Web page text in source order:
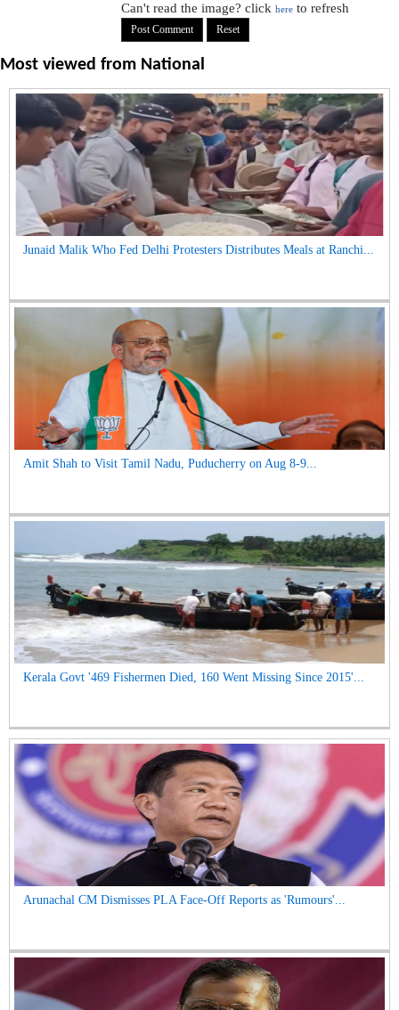
Can't read the image? clickhere to refresh
Most viewed from National
Junaid Malik Who Fed Delhi Protesters Distributes Meals at Ranchi...
Amit Shah to Visit Tamil Nadu, Puducherry on Aug 8-9...
Kerala Govt '469 Fishermen Died, 160 Went Missing Since 2015'...
Arunachal CM Dismisses PLA Face-Off Reports as 'Rumours'...